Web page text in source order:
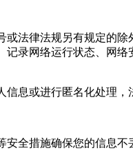
法律法规另有规定的
录网络运行状态、网
息或进行匿名化处理，
全措施确保您的信息